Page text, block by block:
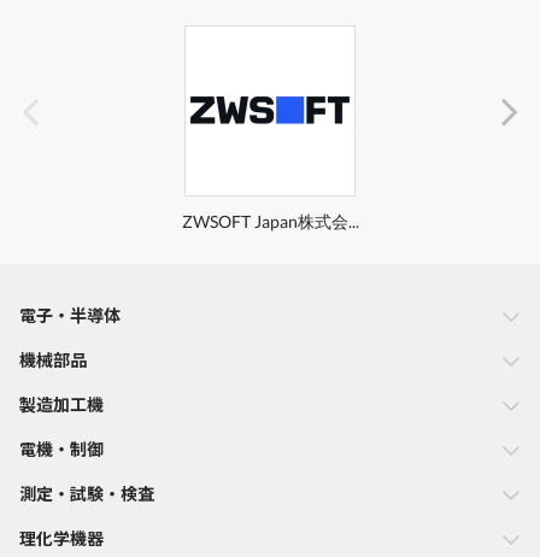
ZWSOFT Japan株式会...
電子・半導体
機械部品
製造加工機
電機・制御
測定・試験・検査
理化学機器